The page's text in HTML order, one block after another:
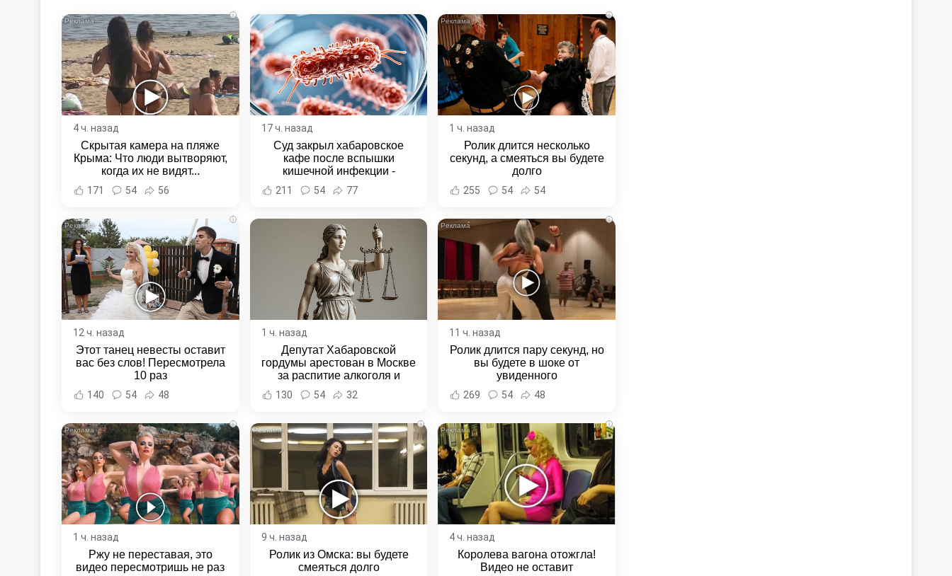
i
4 ч. назад
Скрытая камера на пляже
Крыма: Что люди вытворяют,
когда их не видят...
171 54 56
17 ч. назад
Суд закрыл хабаровское
кафе после вспышки
кишечной инфекции -
Новости Хабаровска и
Хабаровского края
211 54 77
i
1 ч. назад
Ролик длится несколько
секунд, а смеяться вы будете
долго
255 54 54
i
12 ч. назад
Этот танец невесты оставит
вас без слов! Пересмотрела
10 раз
140 54 48
1 ч. назад
Депутат Хабаровской
гордумы арестован в Москве
за распитие алкоголя и
неповиновение полиции -
Новости Хабаровска и
130 54 32
i
11 ч. назад
Ролик длится пару секунд, но
вы будете в шоке от
увиденного
269 54 48
i
1 ч. назад
Ржу не переставая, это
видео пересмотришь не раз
i
9 ч. назад
Ролик из Омска: вы будете
смеяться долго
i
4 ч. назад
Королева вагона отожгла!
Видео не оставит